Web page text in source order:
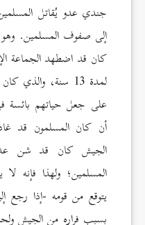
جندي عدو يُقاتل
إلى صفوف المسلمين. وهو
كان قد اضطهد الجماعة
لمدة 13 سنة،
على جعل حياتهم
أن كان المسلمون قد
الجيش كان قد شن
المسلمين؛ ولهذا فإنه
يتوقع من قومه -إذا رجع
بسبب فراره من الجيش